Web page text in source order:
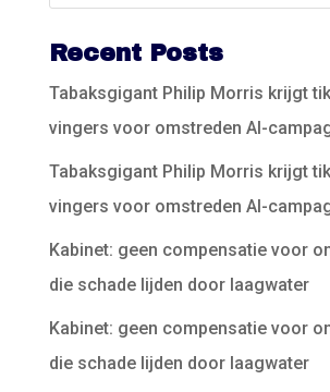
Recent Posts
Tabaksgigant Philip Morris krijgt
vingers voor omstreden AI-
Tabaksgigant Philip Morris krijgt
vingers voor omstreden AI-
Kabinet: geen compensatie voor
die schade lijden door laagwater
Kabinet: geen compensatie voor
die schade lijden door laagwater